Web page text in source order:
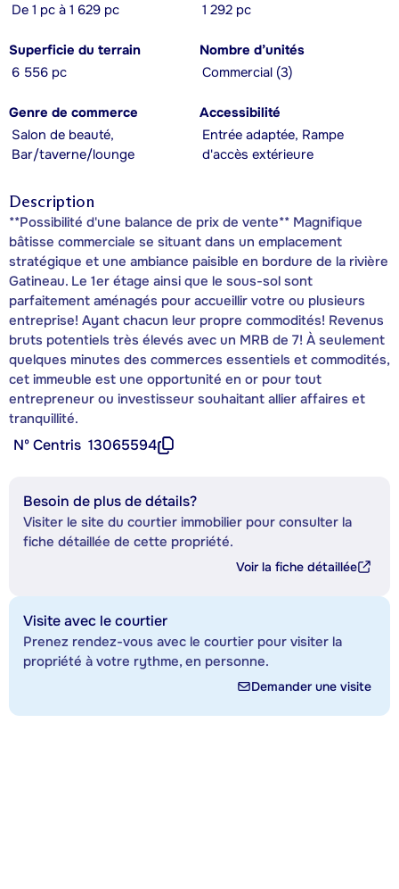
De 1 pc à 1 629 pc
1 292 pc
Superficie du terrain
6 556 pc
Nombre d’unités
Commercial (3)
Genre de commerce
Salon de beauté,
Bar/taverne/lounge
Accessibilité
Entrée adaptée, Rampe
d'accès extérieure
Description
**Possibilité d'une balance de prix de vente** Magnifique
bâtisse commerciale se situant dans un emplacement
stratégique et une ambiance paisible en bordure de la rivière
Gatineau. Le 1er étage ainsi que le sous-sol sont
parfaitement aménagés pour accueillir votre ou plusieurs
entreprise! Ayant chacun leur propre commodités! Revenus
bruts potentiels très élevés avec un MRB de 7! À seulement
quelques minutes des commerces essentiels et commodités,
cet immeuble est une opportunité en or pour tout
entrepreneur ou investisseur souhaitant allier affaires et
tranquillité.
Nº Centris 13065594
Besoin de plus de détails?
Visiter le site du courtier immobilier pour consulter la
fiche détaillée de cette propriété.
Voir la fiche détaillée
Visite avec le courtier
Prenez rendez-vous avec le courtier pour visiter la
propriété à votre rythme, en personne.
Demander une visite